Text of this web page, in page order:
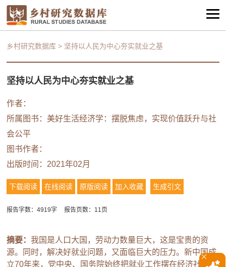
乡村研究数据库 > 坚持以人民为中心夯实就业之基
坚持以人民为中心夯实就业之基
作者：
所属图书： 美好生活经济学：摆脱焦虑，实现价值跃升与社
会公平
图书作者：
出版时间：2021年02月
下载阅读 在线阅读 原版阅读 加入收藏 生成引文
报告字数：4919字 报告页数：11页
摘要：我国是人口大国，劳动力数量巨大，这是宝贵的资
源。同时，解决好就业问题，又面临巨大的压力。新中国成
立70年来，党中央、国务院始终把就业工作摆在经济社会发